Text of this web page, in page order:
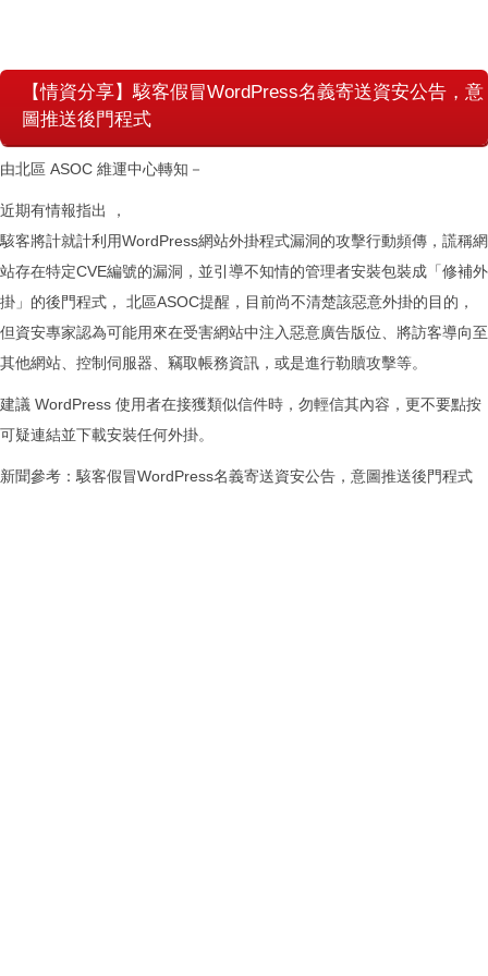
【情資分享】駭客假冒WordPress名義寄送資安公告，意
圖推送後門程式
由北區 ASOC 維運中心轉知－
近期有情報指出 ，
駭客將計就計利用WordPress網站外掛程式漏洞的攻擊行動頻傳，謊稱網
站存在特定CVE編號的漏洞，並引導不知情的管理者安裝包裝成「修補外
掛」的後門程式， 北區ASOC提醒，目前尚不清楚該惡意外掛的目的，
但資安專家認為可能用來在受害網站中注入惡意廣告版位、將訪客導向至
其他網站、控制伺服器、竊取帳務資訊，或是進行勒贖攻擊等。
建議 WordPress 使用者在接獲類似信件時，勿輕信其內容，更不要點按
可疑連結並下載安裝任何外掛。
新聞參考：駭客假冒WordPress名義寄送資安公告，意圖推送後門程式